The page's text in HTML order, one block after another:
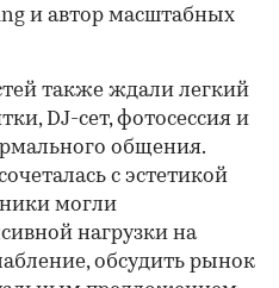
и автор масштабных
также ждали легкий
DJ-сет, фотосессия и
общения.
с эстетикой
могли
нагрузки на
обсудить рынок